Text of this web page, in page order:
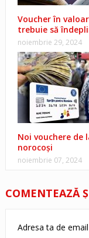
Voucher în
trebuie să
noiembrie 29, 2024
Noi vouchere
norocoși
noiembrie 07, 2024
COMENTEAZĂ
Adresa ta de